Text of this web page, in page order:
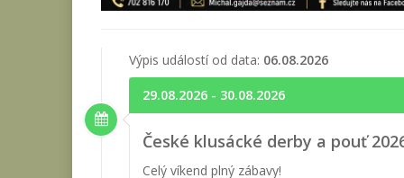
Výpis událostí od data: 06.08.2026
29.08.2026 - 30.08.2026
České klusácké derby a pouť
Celý víkend plný zábavy!